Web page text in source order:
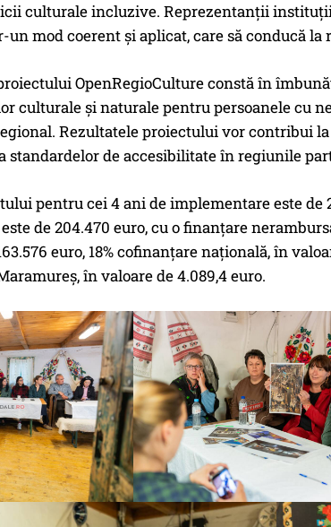
culturale incluzive. Reprezentanții
mod coerent și aplicat, care să conducă
OpenRegioCulture constă în
culturale și naturale pentru persoanele cu
Rezultatele proiectului vor contribui
standardelor de accesibilitate în regiunile
pentru cei 4 ani de implementare este de
de 204.470 euro, cu o finanțare
euro, 18% cofinanțare națională, în
în valoare de 4.089,4 euro.